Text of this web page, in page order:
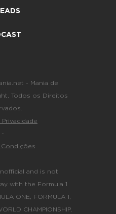
- Mania de
Todos os Direitos
Privacidade
-
Condições
and is not
with the Formula 1
ONE, FORMULA 1,
CHAMPIONSHIP,